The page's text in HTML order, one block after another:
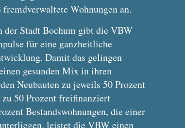
Wohnungen an.
der Stadt Bochum gibt die VBW
für eine ganzheitliche
Damit das gelingen
gesunden Mix in ihren
Neubauten zu jeweils 50 Prozent
50 Prozent freifinanziert
Bestandswohnungen, die einer
leistet die VBW einen